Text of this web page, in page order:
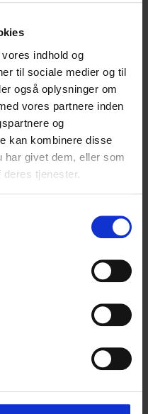
indhold og
til sociale medier og til
også oplysninger om
vores partnere inden
og
kan kombinere disse
har givet dem, eller som
tjenester.